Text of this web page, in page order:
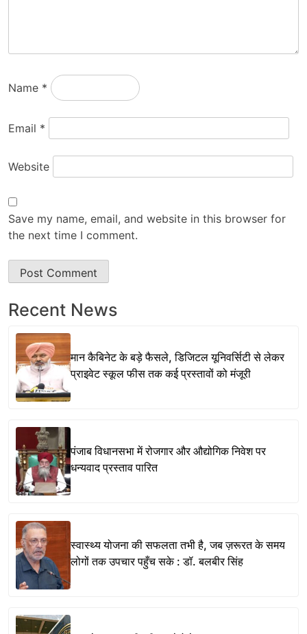
Name *
Email *
Website
Save my name, email, and website in this browser for
the next time I comment.
Recent News
मान कैबिनेट के बड़े फैसले, डिजिटल यूनिवर्सिटी से लेकर
प्राइवेट स्कूल फीस तक कई प्रस्तावों को मंजूरी
पंजाब विधानसभा में रोजगार और औद्योगिक निवेश पर
धन्यवाद प्रस्ताव पारित
स्वास्थ्य योजना की सफलता तभी है, जब ज़रूरत के समय
लोगों तक उपचार पहुँच सके : डॉ. बलबीर सिंह